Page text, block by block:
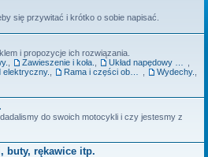
się przywitać i krótko o sobie napisać.
i propozycje ich rozwiązania.
Zawieszenie i koła.
elektryczny. Wydechy.
do swoich motocykli i czy jestesmy z
buty, rękawice itp.